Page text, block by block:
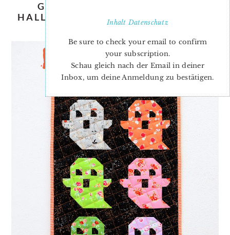
GHOST MINI QUILT – A FUN
HALLOWEEN QUILT PATTERN ADD-
ON
InhaltDatenschutz
Be sure to check your email to confirm
your subscription.
Schau gleich nach der Email in deiner
Inbox, um deine Anmeldung zu bestätigen.